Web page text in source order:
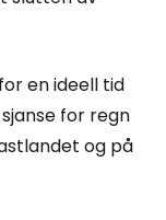
en ideell tid
for regn
og på